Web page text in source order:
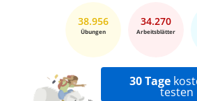
38.956
Übungen
34.270
Arbeitsblätter
30 Tage
testen